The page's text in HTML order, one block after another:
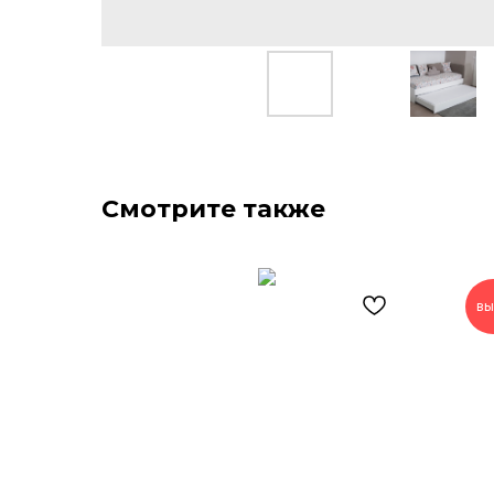
Смотрите также